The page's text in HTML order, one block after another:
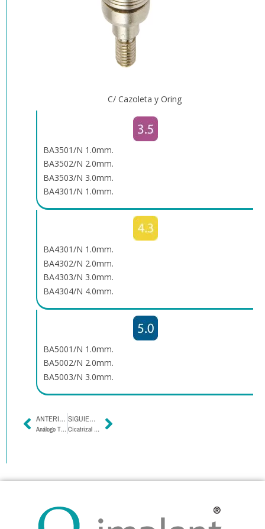
C/ Cazoleta y Oring
BA3501/N 1.0mm.
BA3502/N 2.0mm.
BA3503/N 3.0mm.
BA4301/N 1.0mm.
BA4301/N 1.0mm.
BA4302/N 2.0mm.
BA4303/N 3.0mm.
BA4304/N 4.0mm.
BA5001/N 1.0mm.
BA5002/N 2.0mm.
BA5003/N 3.0mm.
ANTERIOR
Análogo Tri Channel
SIGUIENTE
Cicatrizal Recto y Expandible – Tri Channel